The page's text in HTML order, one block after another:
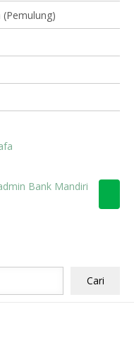
Bank Mandiri
Cari